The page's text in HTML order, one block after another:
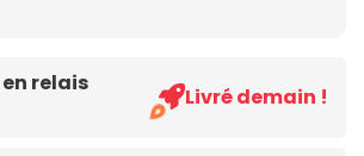
relais
Livré demain !